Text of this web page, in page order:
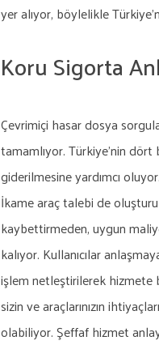
yer alıyor, böylelikle
Koru Sigorta
Çevrimiçi hasar dosya
tamamlıyor. Türkiye'nin dört
giderilmesine yardımcı
İkame araç talebi de
kaybettirmeden, uygun
kalıyor. Kullanıcılar
işlem netleştirilerek hizmete
sizin ve araçlarınızın
olabiliyor. Şeffaf hizmet